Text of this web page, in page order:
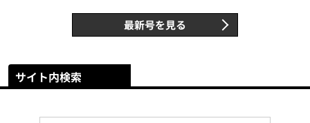
最新号を見る
サイト内検索